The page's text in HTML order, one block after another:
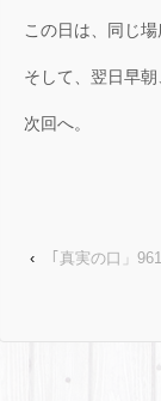
この日は、同じ
そして、翌日早
次回へ。
‹ ｢真実の口」